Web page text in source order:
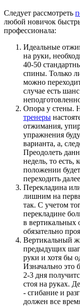
Следует рассмотреть
любой новичок
профессионала:
Идеальные
на руки,
40-50
спины. Только
можно
случае есть
Опора у стены.
тренеры
отжимания,
упражнения
варианта, а,
Преодолеть
недель, то есть,
положении
переходить
Перекладина
лишним на
так. С учетом
перекладине
в
обязательно
Вертикальный
предыдущих
руки и хотя бы
Изначально это
2-3 дня
стоя на руках.
- сгибание и
должен все